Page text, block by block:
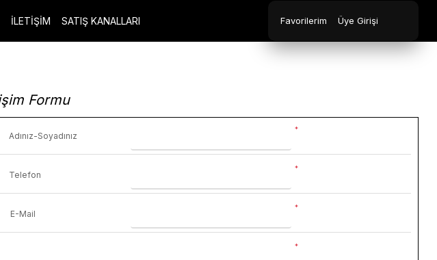
İLETİŞİM SATIŞ KANALLARI Favorilerim Üye Girişi
Adınız-Soyadınız
*
Telefon
*
E-Mail
*
*